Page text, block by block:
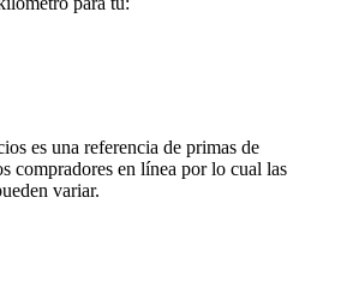
es una referencia de primas de
compradores en línea por lo cual las
variar.